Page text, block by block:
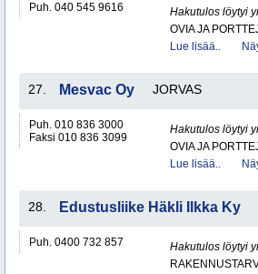
Puh. 040 545 9616
Hakutulos löytyi
OVIA JA
Lue lisää..
27. Mesvac Oy JORVAS
Puh. 010 836 3000
Faksi 010 836 3099
Hakutulos löytyi
OVIA JA
Lue lisää..
28. Edustusliike Häkli Ilkka Ky
Puh. 0400 732 857
Hakutulos löytyi